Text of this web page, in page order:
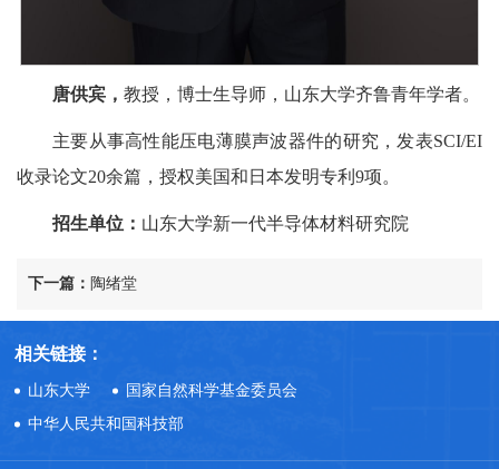
唐供宾， 教授，博士生导师，山东大学齐鲁青年学者。
主要从事高性能压电薄膜声波器件的研究，发表SCI/EI
收录论文20余篇，授权美国和日本发明专利9项。
招生单位： 山东大学新一代半导体材料研究院
下一篇： 陶绪堂
相关链接：
山东大学
国家自然科学基金委员会
中华人民共和国科技部